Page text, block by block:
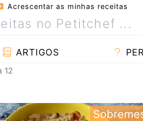
Acrescentar as minhas receitas
ARTIGOS
12